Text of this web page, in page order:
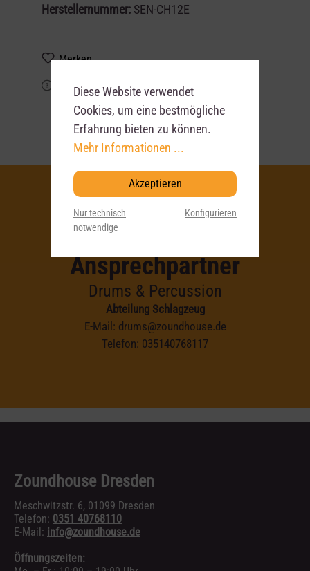
Herstellernummer: SEN-CH12E
Merken
Frage zum Artikel?
Ansprechpartner
Drums & Percussion
Abteilung Schlagzeug
E-Mail: drums@zoundhouse.de
Telefon: 035140768117
Zoundhouse Dresden
Meschwitzstr. 6, 01099 Dresden
Telefon: 0351 40768110
E-Mail: info@zoundhouse.de
Öffnungszeiten:
Diese Website verwendet
Cookies, um eine bestmögliche
Erfahrung bieten zu können.
Mehr Informationen ...
Akzeptieren
Nur technisch
notwendige
Konfigurieren